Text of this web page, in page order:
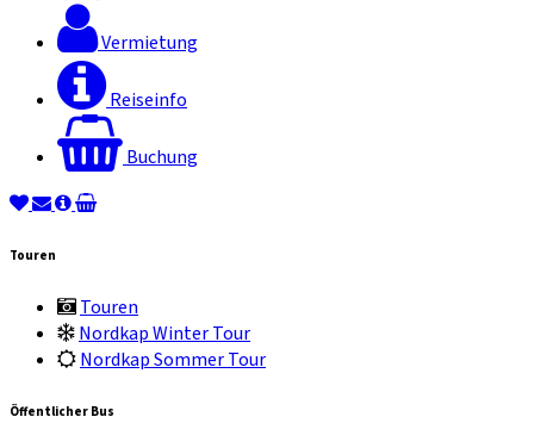
Vermietung
Reiseinfo
Buchung
Touren
Touren
Nordkap Winter Tour
Nordkap Sommer Tour
Öffentlicher Bus